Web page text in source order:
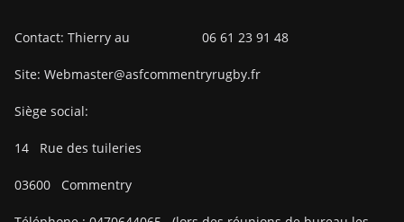
Contact: Thierry au 06 61 23 91 48
Site: Webmaster@asfcommentryrugby.fr
Siège social:
14 Rue des tuileries
03600 Commentry